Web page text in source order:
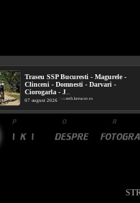
Traseu SSP Bucuresti - Magurele -
Clinceni - Domnesti - Darvari -
Ciorogarla - J...
07 august 2026 / via mtb.kerucov.ro